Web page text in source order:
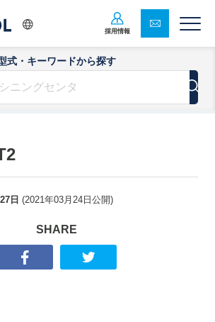
採用情報
式・キーワードから探す
日 (2021年03月24日 公開)
SHARE